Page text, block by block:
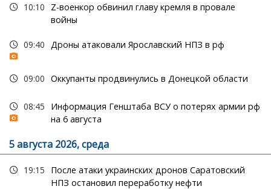
10:10
Z-военкор обвинил главу кремля в провале
войны
09:40 Дроны атаковали Ярославский НПЗ в рф
09:00 Оккупанты продвинулись в Донецкой области
08:45
Информация Генштаба ВСУ о потерях армии рф
на 6 августа
5 августа 2026, среда
19:15
После атаки украинских дронов Саратовский
НПЗ остановил переработку нефти